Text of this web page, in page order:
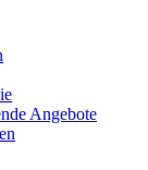
Angebote